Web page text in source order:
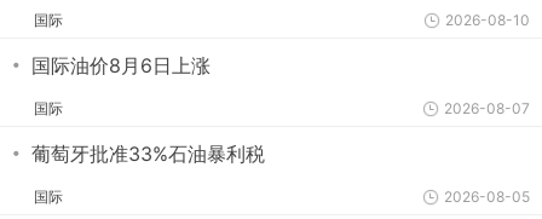
国际 2026-08-10
・ 国际油价8月6日上涨
国际 2026-08-07
・ 葡萄牙批准33%石油暴利税
国际 2026-08-05